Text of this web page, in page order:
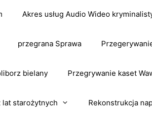
Akres usług Audio Wideo
przegrana Sprawa
bielany Przegrywanie kaset
lat starożytnych Rekonstrukcja